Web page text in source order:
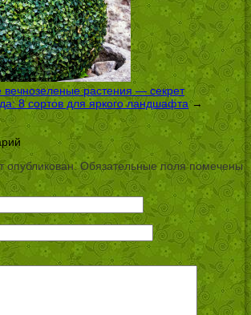
растения — секрет
8 сортов для яркого ландшафта→
опубликован.Обязательные поля помечены